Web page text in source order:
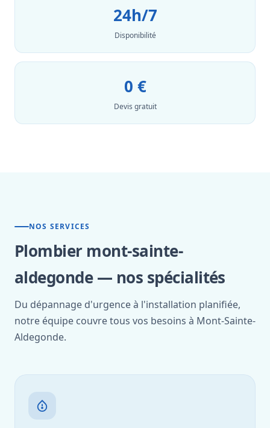
24h/7
Disponibilité
0 €
Devis gratuit
NOS SERVICES
Plombier mont-sainte-
aldegonde — nos spécialités
Du dépannage d'urgence à l'installation planifiée,
notre équipe couvre tous vos besoins à Mont-Sainte-
Aldegonde.